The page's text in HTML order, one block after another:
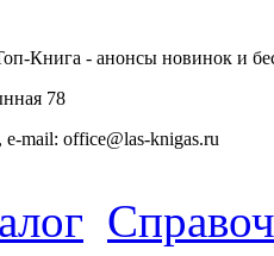
Книга - анонсы новинок и
78
mail: office@las-knigas.ru